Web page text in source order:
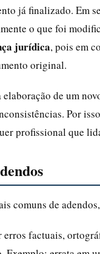
já finalizado. Em
o que foi
jurídica, pois em
original.
de um
Por
profissional que
comuns de
factuais,